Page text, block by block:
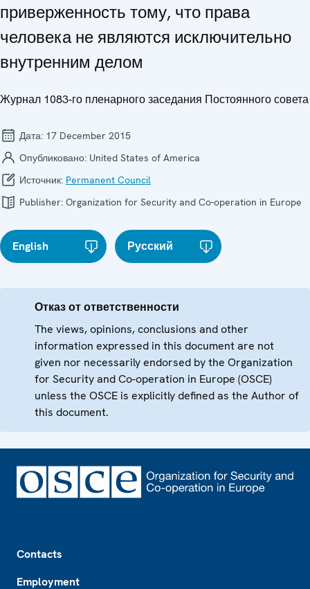
приверженность тому, что права
человека не являются исключительно
внутренним делом
Журнал 1083-го пленарного заседания Постоянного совета
Дата: 17 December 2015
Опубликовано: United States of America
Источник: Permanent Council
Publisher: Organization for Security and Co-operation in Europe
English Русский
Отказ от ответственности
The views, opinions, conclusions and other
information expressed in this document are not
given nor necessarily endorsed by the Organization
for Security and Co-operation in Europe (OSCE)
unless the OSCE is explicitly defined as the Author of
this document.
Contacts
Employment